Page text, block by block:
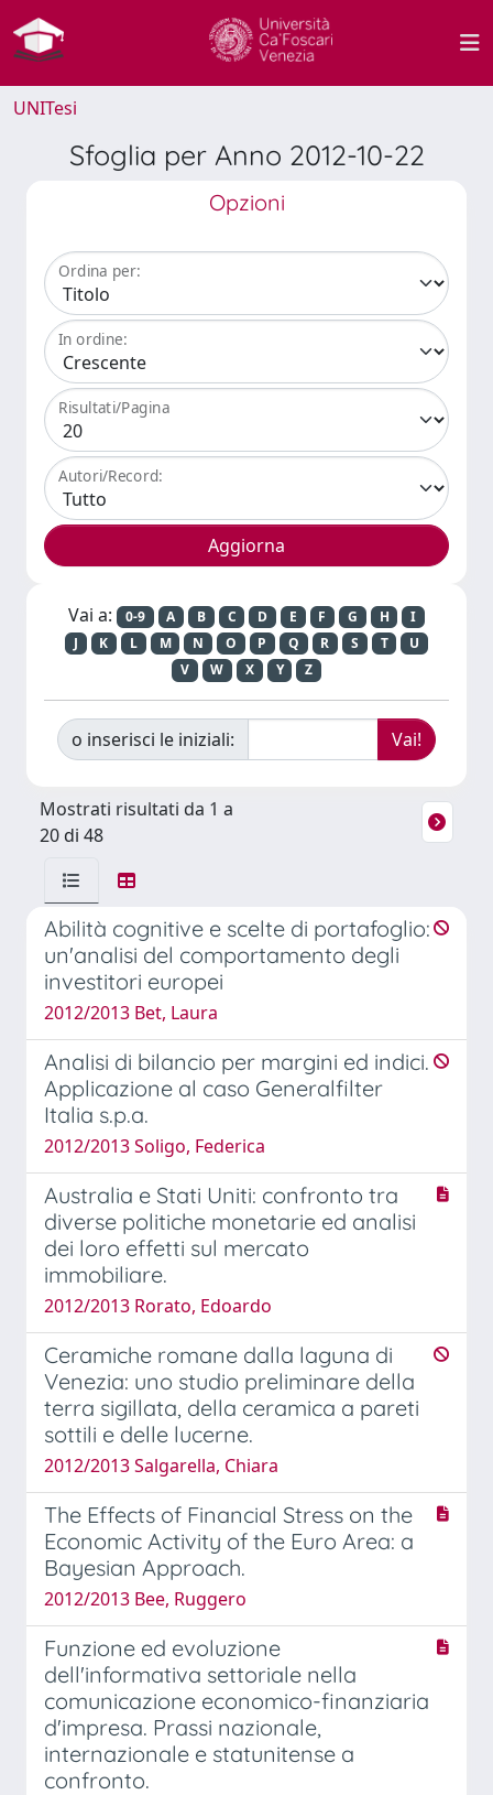
UNITesi
Sfoglia per Anno 2012-10-22
Opzioni
Ordina per:
In ordine:
Risultati/Pagina
Autori/Record:
Vai a: 0-9 A B C D E F G H
I
J
K L M N O P Q R S T
U
V
W X Y Z
o inserisci le iniziali:
Mostrati risultati da 1 a
20 di 48
Abilità cognitive e scelte di portafoglio:
un'analisi del comportamento degli
investitori europei
2012/2013 Bet, Laura
Analisi di bilancio per margini ed indici.
Applicazione al caso Generalfilter
Italia s.p.a.
2012/2013 Soligo, Federica
Australia e Stati Uniti: confronto tra
diverse politiche monetarie ed analisi
dei loro effetti sul mercato
immobiliare.
2012/2013 Rorato, Edoardo
Ceramiche romane dalla laguna di
Venezia: uno studio preliminare della
terra sigillata, della ceramica a pareti
sottili e delle lucerne.
2012/2013 Salgarella, Chiara
The Effects of Financial Stress on the
Economic Activity of the Euro Area: a
Bayesian Approach.
2012/2013 Bee, Ruggero
Funzione ed evoluzione
dell'informativa settoriale nella
comunicazione economico-finanziaria
d'impresa. Prassi nazionale,
internazionale e statunitense a
confronto.